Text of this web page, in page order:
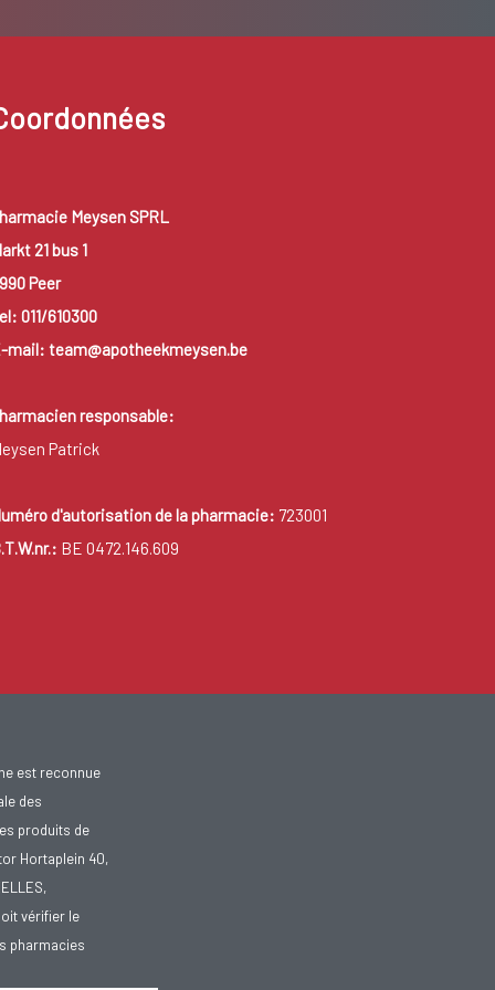
Meysen SPRL
21 bus 1
Peer
011/610300
mail: team@apotheekmeysen.be
responsable:
Patrick
d'autorisation de la pharmacie: 723001
BE 0472.146.609
est reconnue
des
produits de
Hortaplein 40,
vérifier le
pharmacies